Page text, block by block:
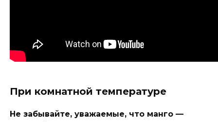
При комнатной температуре
Не забывайте, уважаемые, что манго —